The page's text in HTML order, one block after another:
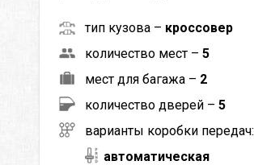
тип кузова – кроссовер
количество мест – 5
мест для багажа – 2
количество дверей – 5
варианты коробки передач:
автоматическая